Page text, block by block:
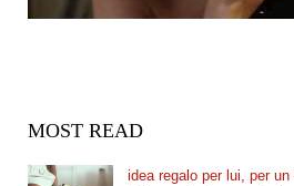
MOST READ
idea regalo per lui, per un